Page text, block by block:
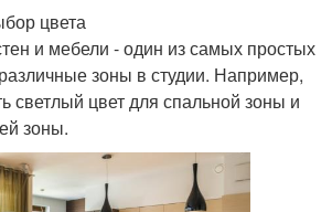
цвета
и мебели - один из самых простых
зоны в студии. Например,
светлый цвет для спальной зоны и
зоны.